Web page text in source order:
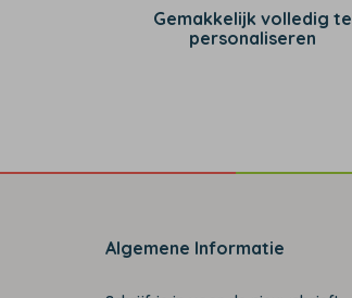
Gemakkelijk volledig te
personaliseren
Algemene Informatie